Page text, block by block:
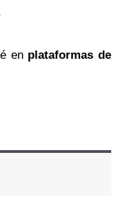
en plataformas de